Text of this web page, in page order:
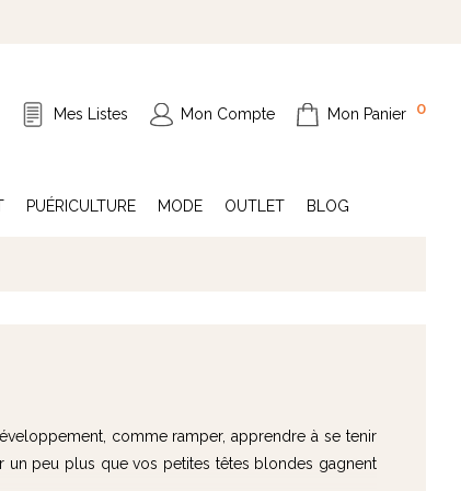
Mes Listes Mon Compte Mon Panier 0
PUÉRICULTURE MODE OUTLET BLOG
comme ramper, apprendre à se tenir
un peu plus que vos petites têtes blondes gagnent